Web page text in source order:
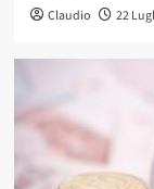
Claudio 22